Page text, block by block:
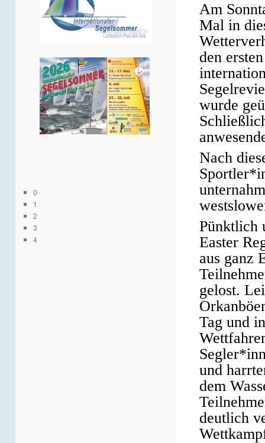
0
1
2
3
4
Am
Mal in
den
wurde
Nach
Pünktlich
Easter
aus ganz
gelost.
Tag und
und
dem
deutlich